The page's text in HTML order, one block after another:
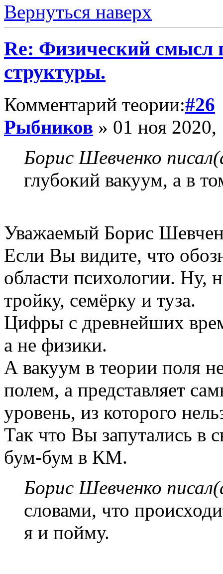
Вернуться наверх
Re: Физический смысл
структуры.
Комментарий теории:#26
Рыбников » 01 ноя 2020,
Борис Шевченко
глубокий вакуум, а в
Уважаемый Борис
Если Вы видите, что
области психологии. Ну,
тройку, семёрку и туза.
Цифры с древнейших
а не физики.
А вакуум в теории поля
полем, а представляет
уровень, из которого
Так что Вы запутались
бум-бум в КМ.
Борис Шевченко
словами, что
я и пойму.